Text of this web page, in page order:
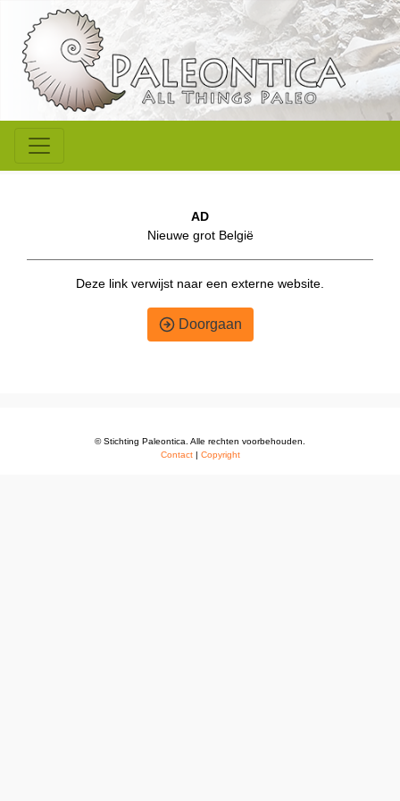
AD
Nieuwe grot België
Deze link verwijst naar een externe website.
Doorgaan
© Stichting Paleontica. Alle rechten voorbehouden.
Contact| Copyright